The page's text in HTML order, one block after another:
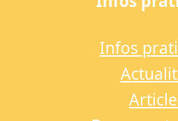
Infos